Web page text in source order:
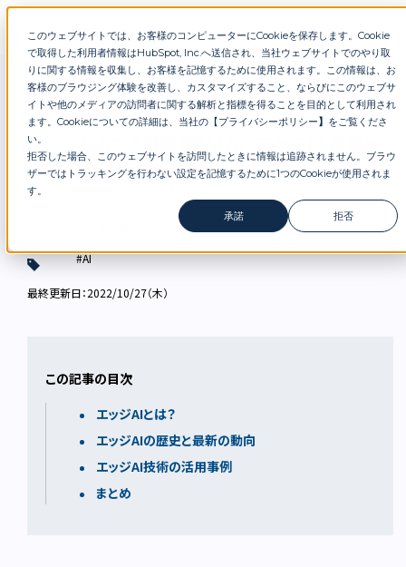
このウェブサイトでは、お客様のコンピューターにCookieを保存します。Cookie
で取得した利用者情報はHubSpot, Inc.へ送信され、当社ウェブサイトでのやり取
りに関する情報を収集し、お客様を記憶するために使用されます。この情報は、お
客様のブラウジング体験を改善し、カスタマイズすること、ならびにこのウェブサ
イトや他のメディアの訪問者に関する解析と指標を得ることを目的として利用され
ます。Cookieについての詳細は、当社の【プライバシーポリシー】 をご覧くださ
い。
拒否した場合、このウェブサイトを訪問したときに情報は追跡されません。ブラウ
ザーではトラッキングを行わない設定を記憶するために1つのCookieが使用されま
す。
承諾
拒否
お問合せ セミナー 資料DL
DXブログ 【エッジAIの活用事例】AIカメラからFA機器まで市場規模は拡大の一途
【エッジAIの活用事例】AIカメラからFA機器ま
で市場規模は拡大の一途
#AI
最終更新日：2022/10/27（木）
この記事の目次
エッジAIとは？
エッジAIの歴史と最新の動向
エッジAI技術の活用事例
まとめ